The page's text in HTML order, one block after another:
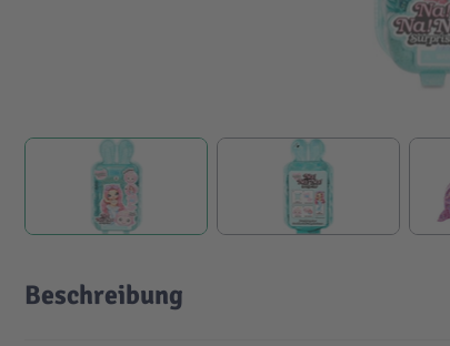
Beschreibung